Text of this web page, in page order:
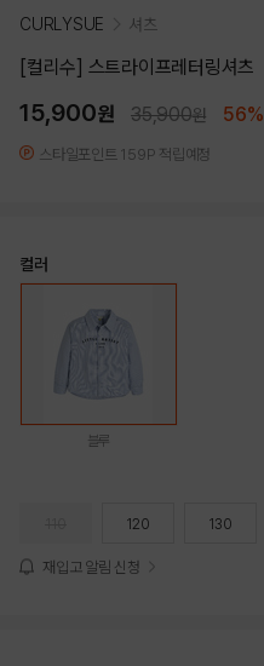
CURLYSUE 셔츠
[컬리수] 스트라이프레터링셔츠
15,900원 35,900원 56%
스타일포인트 159P 적립예정
컬러
블루
120 130
재입고 알림 신청